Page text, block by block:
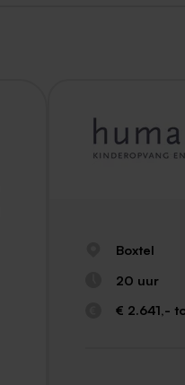
Boxtel
20 uur
€ 2.641,-